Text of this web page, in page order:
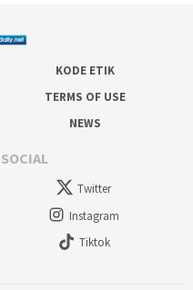
KODE ETIK
TERMS OF USE
NEWS
Twitter
Instagram
Tiktok